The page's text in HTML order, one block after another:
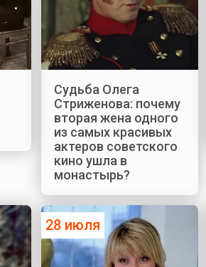
Судьба Олега
Стриженова: почему
вторая жена одного
из самых красивых
актеров советского
кино ушла в
монастырь?
28 июля